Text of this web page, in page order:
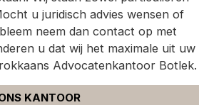
u juridisch advies wensen of
neem dan contact op met
u dat wij het maximale uit uw
Advocatenkantoor Botlek.
KANTOOR